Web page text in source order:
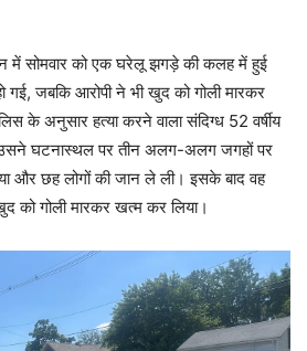
में सोमवार को एक घरेलू झगड़े की कलह में हुई
गई, जबकि आरोपी ने भी खुद को गोली मारकर
के अनुसार हत्या करने वाला संदिग्ध 52 वर्षीय
उसने घटनास्थल पर तीन अलग-अलग जगहों पर
और छह लोगों की जान ले ली। इसके बाद वह
को गोली मारकर खत्म कर लिया।